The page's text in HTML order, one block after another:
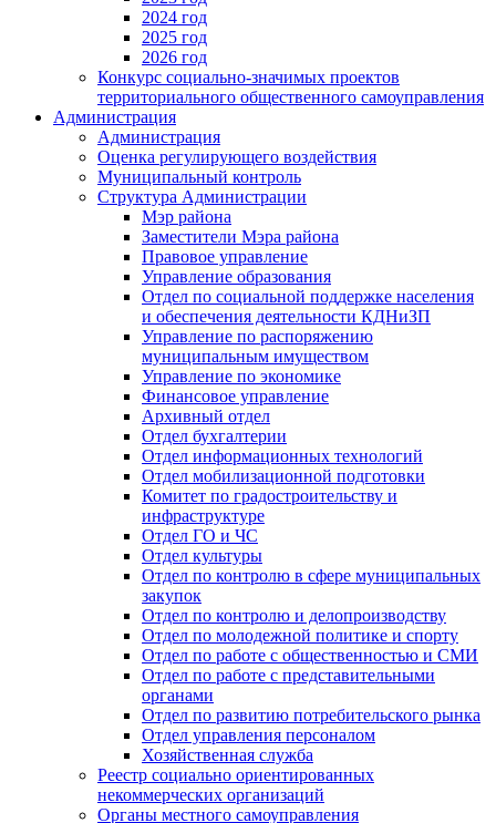
2024 год
2025 год
2026 год
Конкурс социально-значимых проектов
территориального общественного самоуправления
Администрация
Администрация
Оценка регулирующего воздействия
Муниципальный контроль
Структура Администрации
Мэр района
Заместители Мэра района
Правовое управление
Управление образования
Отдел по социальной поддержке населения
и обеспечения деятельности КДНиЗП
Управление по распоряжению
муниципальным имуществом
Управление по экономике
Финансовое управление
Архивный отдел
Отдел бухгалтерии
Отдел информационных технологий
Отдел мобилизационной подготовки
Комитет по градостроительству и
инфраструктуре
Отдел ГО и ЧС
Отдел культуры
Отдел по контролю в сфере муниципальных
закупок
Отдел по контролю и делопроизводству
Отдел по молодежной политике и спорту
Отдел по работе с общественностью и СМИ
Отдел по работе с представительными
органами
Отдел по развитию потребительского рынка
Отдел управления персоналом
Хозяйственная служба
Реестр социально ориентированных
некоммерческих организаций
Органы местного самоуправления